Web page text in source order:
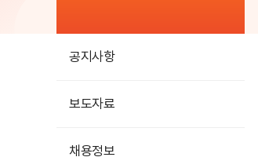
공지사항
보도자료
채용정보